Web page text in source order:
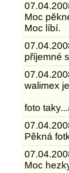
Moc
Moc líbí.
příjemné
walimex
foto
Pěkná
Moc